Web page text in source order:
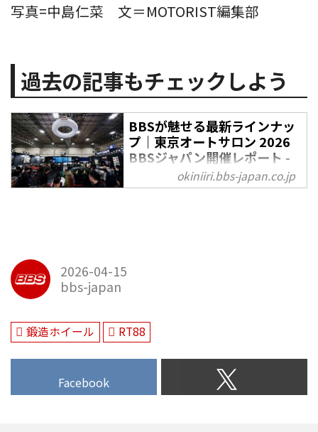
写真=中島仁菜 文＝MOTORIST編集部
過去の記事もチェックしよう
BBSが魅せる最新ラインナッ
プ｜東京オートサロン 2026
BBSジャパン開催レポート -
OKINIIRI
表内容と展示ホイールを中心に、
東京オートサロン 2026に足を運
べなかった方にも、BBSジャパン
の最新情報をお届け！▶▶▶写真
で振り返る東京オートサロン
okiniiri.bbs-japan.co.jp
2026-04-15
bbs-japan
鍛造ホイール RT88
Facebook